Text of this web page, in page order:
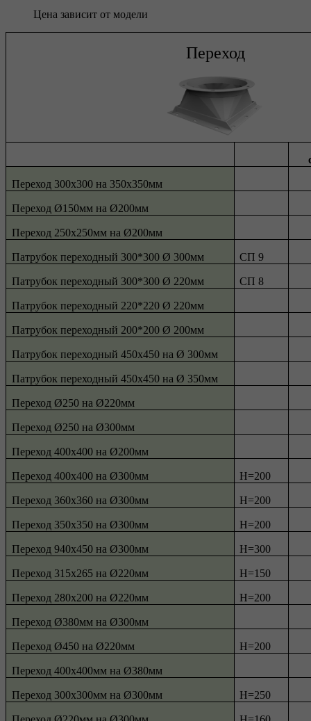
Цена зависит от модели
Переход
Переход 300х300 на 350х350мм
Переход Ø150мм на Ø200мм
Переход 250х250мм на Ø200мм
Патрубок переходный 300*300 Ø 300мм СП 9
Патрубок переходный 300*300 Ø 220мм СП 8
Патрубок переходный 220*220 Ø 220мм
Патрубок переходный 200*200 Ø 200мм
Патрубок переходный 450х450 на Ø 300мм
Патрубок переходный 450х450 на Ø 350мм
Переход Ø250 на Ø220мм
Переход Ø250 на Ø300мм
Переход 400х400 на Ø200мм
Переход 400х400 на Ø300мм Н=200
Переход 360х360 на Ø300мм Н=200
Переход 350х350 на Ø300мм Н=200
Переход 940х450 на Ø300мм Н=300
Переход 315х265 на Ø220мм Н=150
Переход 280х200 на Ø220мм Н=200
Переход Ø380мм на Ø300мм
Переход Ø450 на Ø220мм Н=200
Переход 400х400мм на Ø380мм
Переход 300х300мм на Ø300мм H=250